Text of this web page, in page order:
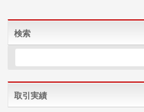
検索
取引実績